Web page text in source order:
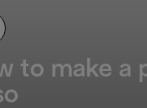
to make a